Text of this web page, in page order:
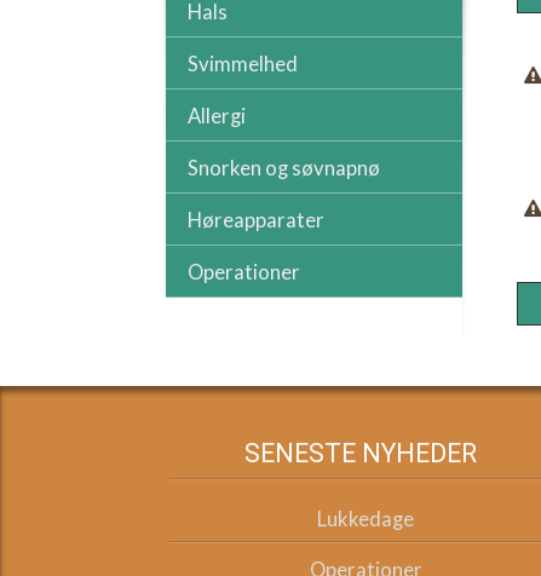
Hals
Svimmelhed
Allergi
Snorken og søvnapnø
Høreapparater
Operationer
SENESTE NYHEDER
Lukkedage
Operationer